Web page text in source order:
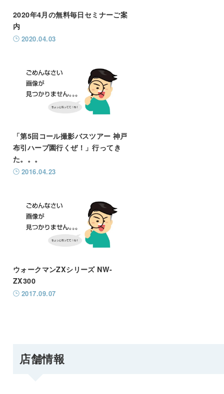
2020年4月の無料毎日セミナーご案
内
2020.04.03
「第5回コール撮影バスツアー 神戸
布引ハーブ園行くぜ！」行ってき
た。。。
2016.04.23
ウォークマンZXシリーズ NW-
ZX300
2017.09.07
店舗情報